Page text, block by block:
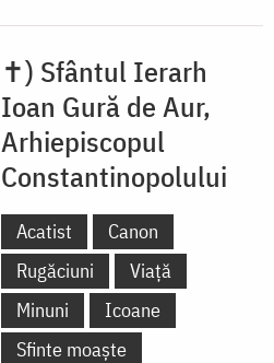
✝) Sfântul Ierarh
Ioan Gură de Aur,
Arhiepiscopul
Constantinopolului
Acatist
Canon
Rugăciuni
Viață
Minuni
Icoane
Sfinte moaște